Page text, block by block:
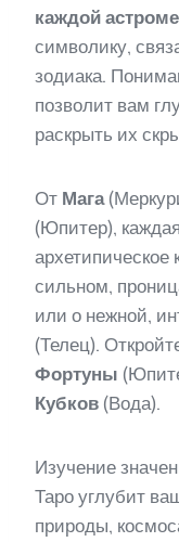
каждой
символику,
зодиака.
позволит вам
раскрыть их
От Мага
(Юпитер),
архетипическое
сильном,
или о нежной,
(Телец).
Фортуны
Кубков (Вода).
Изучение
Таро углубит
природы,